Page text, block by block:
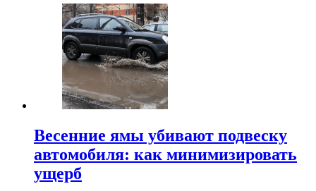
Весенние ямы убивают подвеску
автомобиля: как минимизировать
ущерб